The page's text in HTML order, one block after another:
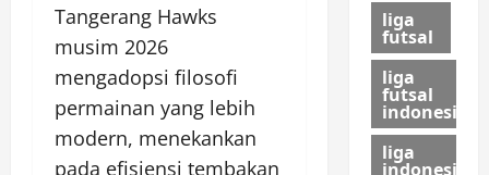
Tangerang Hawks
musim 2026
mengadopsi filosofi
permainan yang lebih
modern, menekankan
pada efisiensi tembakan
liga
futsal
liga
futsal
indonesia
liga
indonesia